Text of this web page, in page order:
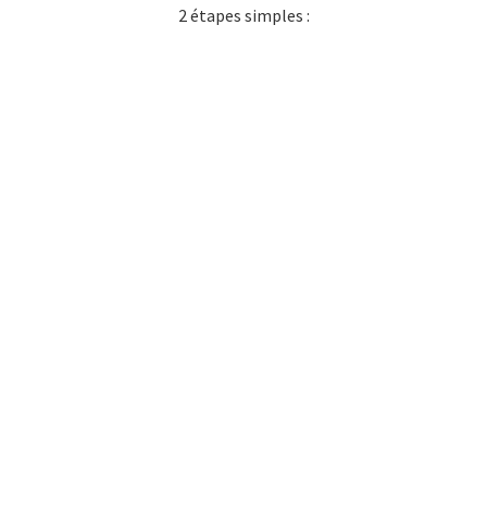
2 étapes simples :